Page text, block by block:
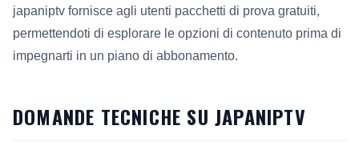
japaniptv fornisce agli utenti pacchetti di prova gratuiti,
permettendoti di esplorare le opzioni di contenuto prima di
impegnarti in un piano di abbonamento.
DOMANDE TECNICHE SU JAPANIPTV